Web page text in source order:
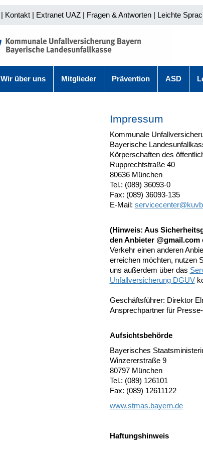
| Kontakt | Extranet UAZ | Fragen & Antworten | Leichte
Wir über uns Mitglieder Prävention ASD
Impressum
Kommunale
Bayerische
Körperschaften des
Rupprechtstraße 40
80636 München
Tel.: (089) 36093-0
Fax: (089) 36093-135
E-Mail: servicecenter@
(Hinweis: Aus
den Anbieter @gmail.com
Verkehr einen anderen
erreichen möchten, nutzen
uns außerdem über das
Unfallversicherung DGUV
Geschäftsführer: Direktor
Ansprechpartner für
Aufsichtsbehörde
Bayerisches
Winzererstraße 9
80797 München
Tel.: (089) 126101
Fax: (089) 12611122
www.stmas.bayern.de
Haftungshinweis